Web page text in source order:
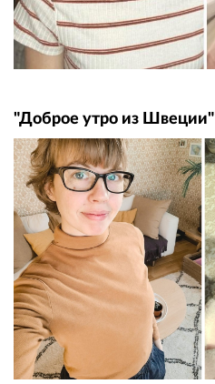
"Доброе утро из Швеции"